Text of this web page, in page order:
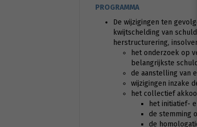
PROGRAMMA
De wijzigingen ten
kwijtschelding van
herstructurering,
het onderzoek op
belangrijkste
de aanstelling van
wijzigingen inzake
het collectief
het initiatief-
de stemming
de